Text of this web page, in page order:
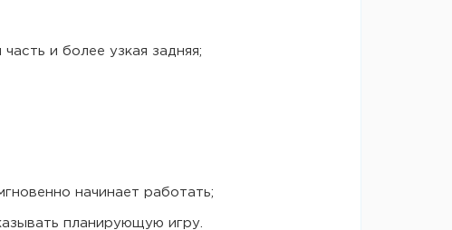
и более узкая задняя;
начинает работать;
планирующую игру.